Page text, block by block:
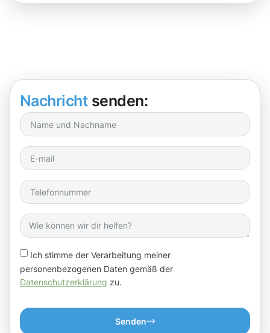
Nachricht senden:
Ich stimme der Verarbeitung meiner
personenbezogenen Daten gemäß der
Datenschutzerklärung zu.
Senden